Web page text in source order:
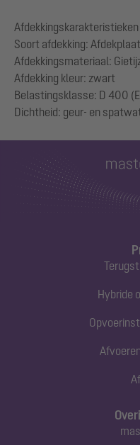
Afdekkingskarakteristieken
Soort afdekking: Afdekplaat
Afdekkingsmateriaal:
Afdekking kleur: zwart
Belastingsklasse: D 400
Hybride